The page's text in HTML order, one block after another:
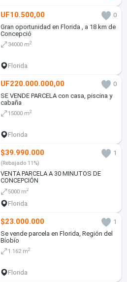
UF10.500,00
0
Gran oportunidad en Florida , a 18 km de
Concepció
34000 m2
Florida
UF220.000.000,00
0
SE VENDE PARCELA con casa, piscina y
cabaña
15000 m2
Florida
$39.990.000 1
(Rebajado 11%)
VENTA PARCELA A 30 MINUTOS DE
CONCEPCIÓN
5000 m2
Florida
$23.000.000
1
Se vende parcela en Florida, Región del
Bíobío
1.162 m2
Florida